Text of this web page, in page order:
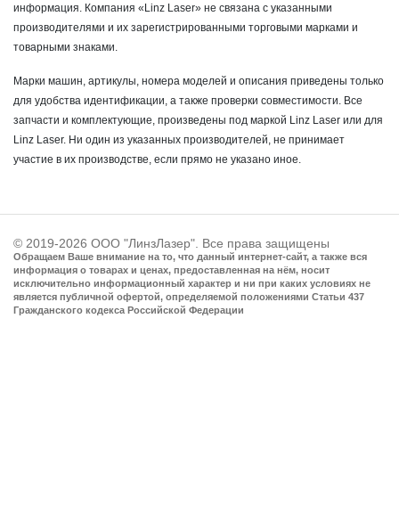
информация. Компания «Linz Laser» не связана с указанными
производителями и их зарегистрированными торговыми марками и
товарными знаками.
Марки машин, артикулы, номера моделей и описания приведены только
для удобства идентификации, а также проверки совместимости. Все
запчасти и комплектующие, произведены под маркой Linz Laser или для
Linz Laser. Ни один из указанных производителей, не принимает
участие в их производстве, если прямо не указано иное.
© 2019-2026 ООО "ЛинзЛазер". Все права защищены
Обращаем Ваше внимание на то, что данный интернет-сайт, а также вся
информация о товарах и ценах, предоставленная на нём, носит
исключительно информационный характер и ни при каких условиях не
является публичной офертой, определяемой положениями Статьи 437
Гражданского кодекса Российской Федерации